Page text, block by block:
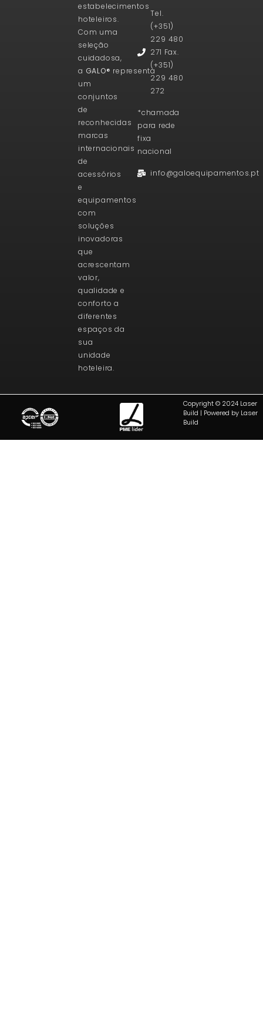
estabelecimentos
hoteleiros.
Com uma
seleção
cuidadosa,
a GALO® representa
um
conjuntos
de
reconhecidas
marcas
internacionais
de
acessórios
e
equipamentos
com
soluções
inovadoras
que
acrescentam
valor,
qualidade e
conforto a
diferentes
espaços da
sua
unidade
hoteleira.
Tel.
(+351)
229 480
271 Fax.
(+351)
229 480
272
*chamada
para rede
fixa
nacional
info@galoequipamentos.pt
Copyright © 2024 Laser
Build | Powered by Laser
Build